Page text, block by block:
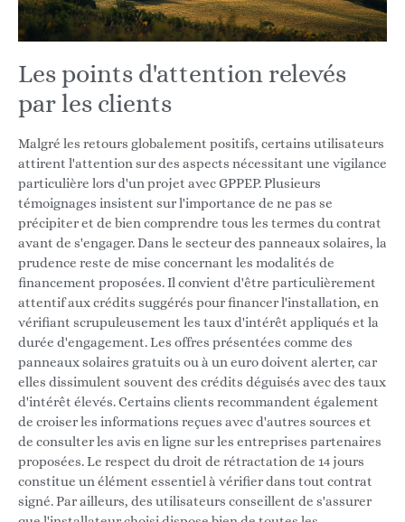
Les points d'attention relevés
par les clients
Malgré les retours globalement positifs, certains utilisateurs
attirent l'attention sur des aspects nécessitant une vigilance
particulière lors d'un projet avec GPPEP. Plusieurs
témoignages insistent sur l'importance de ne pas se
précipiter et de bien comprendre tous les termes du contrat
avant de s'engager. Dans le secteur des panneaux solaires, la
prudence reste de mise concernant les modalités de
financement proposées. Il convient d'être particulièrement
attentif aux crédits suggérés pour financer l'installation, en
vérifiant scrupuleusement les taux d'intérêt appliqués et la
durée d'engagement. Les offres présentées comme des
panneaux solaires gratuits ou à un euro doivent alerter, car
elles dissimulent souvent des crédits déguisés avec des taux
d'intérêt élevés. Certains clients recommandent également
de croiser les informations reçues avec d'autres sources et
de consulter les avis en ligne sur les entreprises partenaires
proposées. Le respect du droit de rétractation de 14 jours
constitue un élément essentiel à vérifier dans tout contrat
signé. Par ailleurs, des utilisateurs conseillent de s'assurer